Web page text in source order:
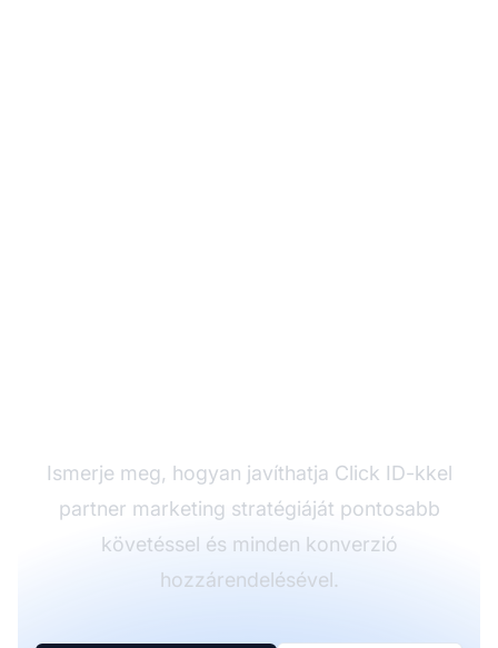
Ismerje meg, hogyan javíthatja Click ID-kkel
partner marketing stratégiáját pontosabb
követéssel és minden konverzió
hozzárendelésével.